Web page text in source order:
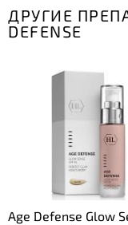
ДРУГИЕ
DEFENSE
Age Defense Glow